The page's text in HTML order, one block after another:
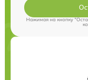
Нажимая на кнопку